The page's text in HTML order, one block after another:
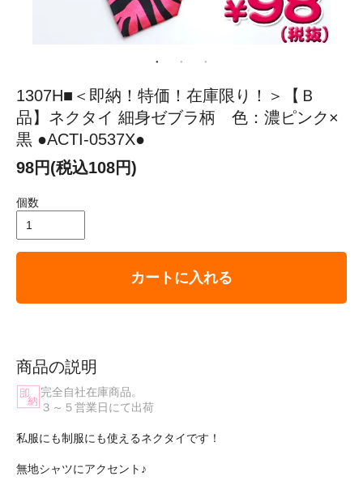
1307H■＜即納！特価！在庫限り！＞【Ｂ
品】ネクタイ 細身ゼブラ柄 色：濃ピンク×
黒 ●ACTI-0537X●
98円(税込108円)
個数
カートに入れる
商品の説明
完全自社在庫商品。
３～５営業日にて出荷
私服にも制服にも使えるネクタイです！
無地シャツにアクセント♪